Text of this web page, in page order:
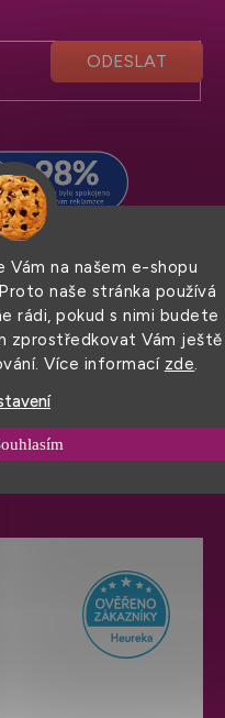
Vám na našem e-shopu
naše stránka používá
rádi, pokud s nimi budete
zprostředkovat Vám ještě
Více informací zde